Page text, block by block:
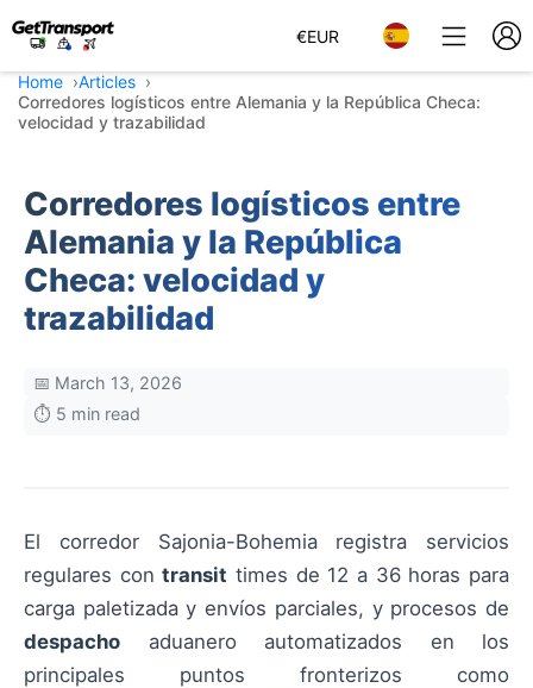
€EUR
Home
Articles
Corredores logísticos entre Alemania y la República Checa:
velocidad y trazabilidad
Corredores logísticos entre
Alemania y la República
Checa: velocidad y
trazabilidad
📅 March 13, 2026
⏱️ 5 min read
El corredor Sajonia-Bohemia registra servicios
regulares contransit times de 12 a 36 horas para
carga paletizada y envíos parciales, y procesos de
despacho aduanero automatizados en los
principales puntos fronterizos como